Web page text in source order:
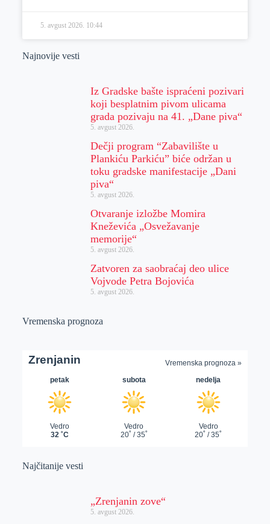
5. avgust 2026. 10:44
Najnovije vesti
Iz Gradske bašte ispraćeni pozivari
koji besplatnim pivom ulicama
grada pozivaju na 41. „Dane piva“
5. avgust 2026.
Dečji program “Zabavilište u
Plankiću Parkiću” biće održan u
toku gradske manifestacije „Dani
piva“
5. avgust 2026.
Otvaranje izložbe Momira
Kneževića „Osvežavanje
memorije“
5. avgust 2026.
Zatvoren za saobraćaj deo ulice
Vojvode Petra Bojovića
5. avgust 2026.
Vremenska prognoza
Najčitanije vesti
„Zrenjanin zove“
5. avgust 2026.